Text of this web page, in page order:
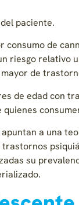
paciente.
consumo de
riesgo relativo
de
de edad con
apuntan a una
su